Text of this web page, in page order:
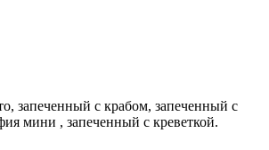
запеченный с крабом, запеченный с
мини , запеченный с креветкой.